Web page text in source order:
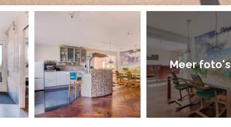
Meer foto's